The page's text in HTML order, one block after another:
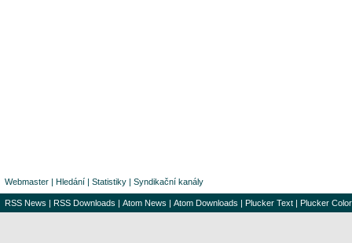
Webmaster | Hledání | Statistiky | Syndikační kanály
RSS News | RSS Downloads | Atom News | Atom Downloads | Plucker Text | Plucker Color